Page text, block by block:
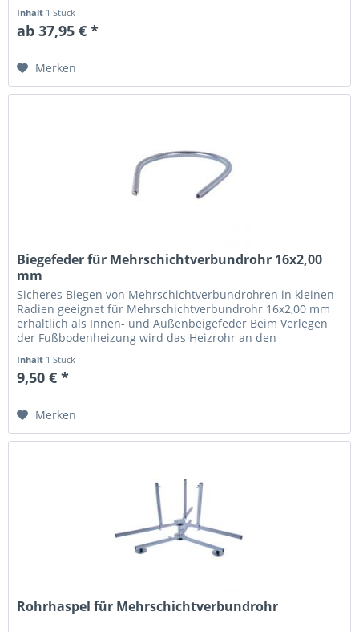
Inhalt 1 Stück
ab 37,95 € *
Merken
Biegefeder für Mehrschichtverbundrohr 16x2,00
mm
Sicheres Biegen von Mehrschichtverbundrohren in kleinen
Radien geeignet für Mehrschichtverbundrohr 16x2,00 mm
erhältlich als Innen- und Außenbeigefeder Beim Verlegen
der Fußbodenheizung wird das Heizrohr an den
Inhalt 1 Stück
9,50 € *
Merken
Rohrhaspel für Mehrschichtverbundrohr